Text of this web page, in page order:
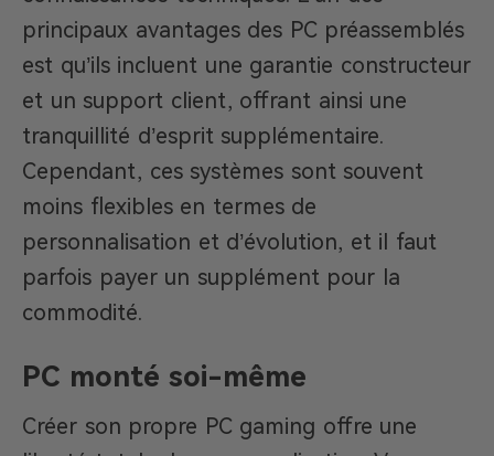
principaux avantages des PC préassemblés
est qu’ils incluent une garantie constructeur
et un support client, offrant ainsi une
tranquillité d’esprit supplémentaire.
Cependant, ces systèmes sont souvent
moins flexibles en termes de
personnalisation et d’évolution, et il faut
parfois payer un supplément pour la
commodité.
PC monté soi-même
Créer son propre PC gaming offre une